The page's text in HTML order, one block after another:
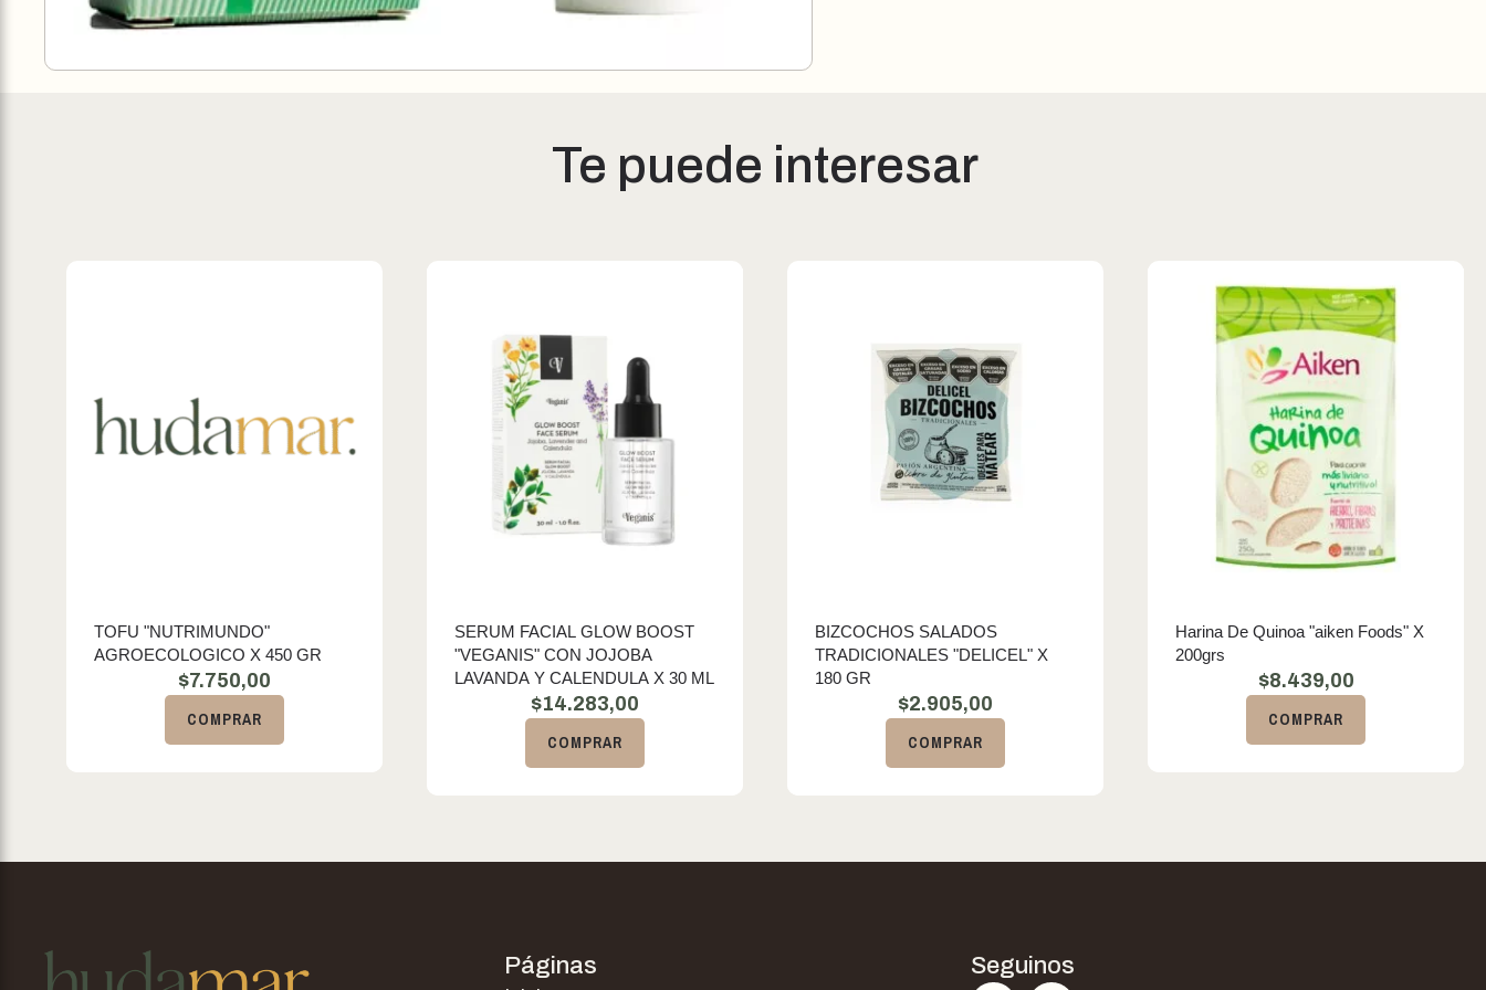
Te puede interesar
TOFU "NUTRIMUNDO"
AGROECOLOGICO X 450 GR
$7.750,00
COMPRAR
SERUM FACIAL GLOW BOOST
"VEGANIS" CON JOJOBA
LAVANDA Y CALENDULA X 30 ML
$14.283,00
COMPRAR
BIZCOCHOS SALADOS
TRADICIONALES "DELICEL" X
180 GR
$2.905,00
COMPRAR
Harina De Quinoa "aiken Foods" X
200grs
$8.439,00
COMPRAR
Páginas Seguinos